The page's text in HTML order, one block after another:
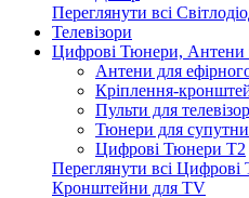
Переглянути всі
Телевізори
Цифрові Тюнери,
Антени для
Кріплення-
Пульти для
Тюнери для
Цифрові Тюнери T2
Переглянути всі
Кронштейни для TV